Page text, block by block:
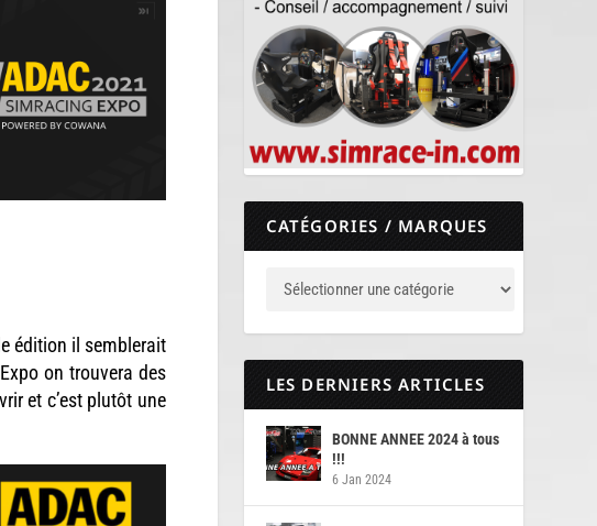
édition il semblerait
on trouvera des
et c’est plutôt une
CATÉGORIES / MARQUES
LES DERNIERS ARTICLES
BONNE ANNEE 2024 à tous
!!!
6 Jan 2024